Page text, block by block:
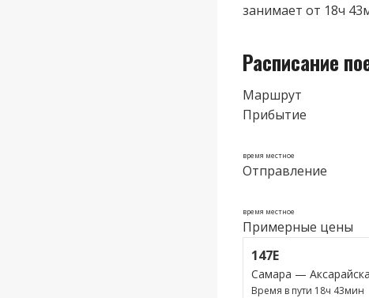
занимает от 18ч
Расписание
Маршрут
Прибытие
время местное
Отправление
время местное
Примерные цены
147Е
Самара —
Время в пути 18ч 43мин